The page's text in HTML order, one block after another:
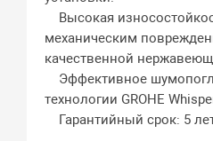
Высокая
механическим
качественной
Эффективное
технологии GROHE
Гарантийный срок: 5